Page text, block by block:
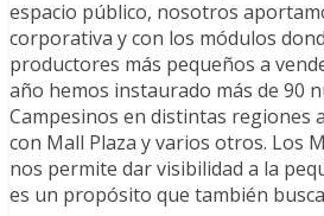
espacio público, nosotros
corporativa y con los módulos
productores más pequeños a
año hemos instaurado más de 90
Campesinos en distintas regiones
con Mall Plaza y varios otros. Los
nos permite dar visibilidad a la
es un propósito que también